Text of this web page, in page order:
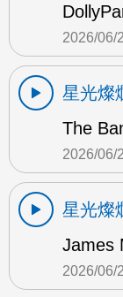
2026/06/
星光燦
The
2026/06/
星光燦
James
2026/06/